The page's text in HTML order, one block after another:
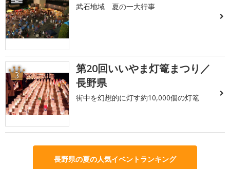
武石地域 夏の一大行事
3
第20回いいやま灯篭まつり／
長野県
街中を幻想的に灯す約10,000個の灯篭
長野県の夏の人気イベントランキング